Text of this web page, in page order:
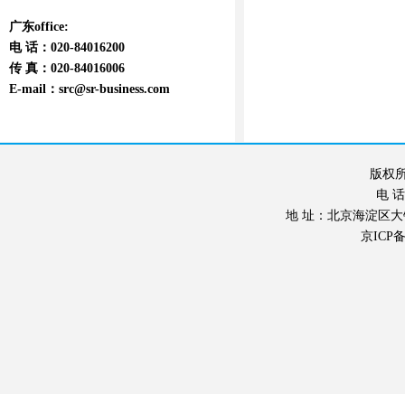
广东office:
电 话：020-84016200
传 真：020-84016006
E-mail： src@sr-business.com
版权
电
地 址：北京海淀区
京ICP